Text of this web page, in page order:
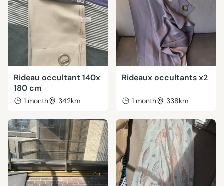
Rideau occultant 140x
180 cm
1 month 342km
Rideaux occultants x2
1 month 338km